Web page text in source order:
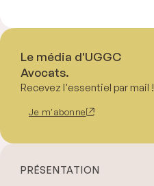
Le média d'UGGC
Avocats.
Recevez l'essentiel par mail !
Je m'abonne
PRÉSENTATION